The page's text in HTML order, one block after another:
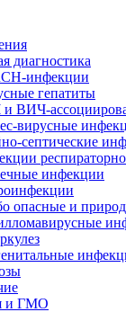
диагностика
инфекции
гепатиты
ВИЧ-
вирусные
септические
инфекции
опасные и
и ГМО